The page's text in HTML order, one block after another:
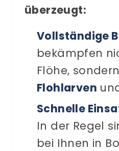
überzeugt:
Vollständige
bekämpfen
Flöhe,
Flohlarven
Schnelle
In der Regel
bei Ihnen in